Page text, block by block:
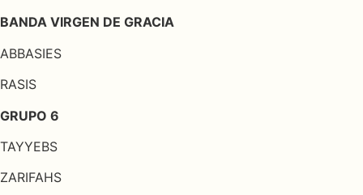
BANDA VIRGEN DE GRACIA
ABBASIES
RASIS
GRUPO 6
TAYYEBS
ZARIFAHS